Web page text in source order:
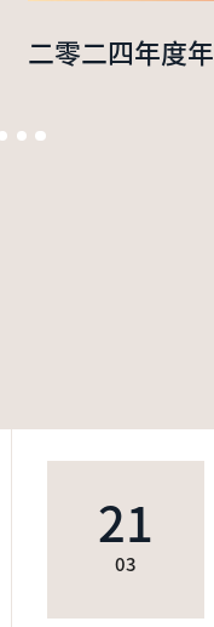
二零二四年度
21
03